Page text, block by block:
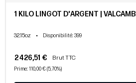
1 KILO LINGOT D'ARGENT | VALCAMBI
32.15oz • Disponibilité: 399
2 426,51 € Brut TTC
Prime: 110,00 € (5,70%)